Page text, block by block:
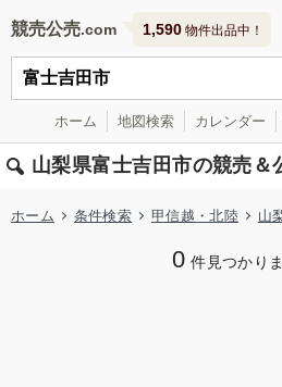
競売公売 1,590 物件出品中！
ホーム 地図検索 カレンダー
山梨県富士吉田市の競売＆
ホーム 条件検索 甲信越・北陸 山
0 件見つかり